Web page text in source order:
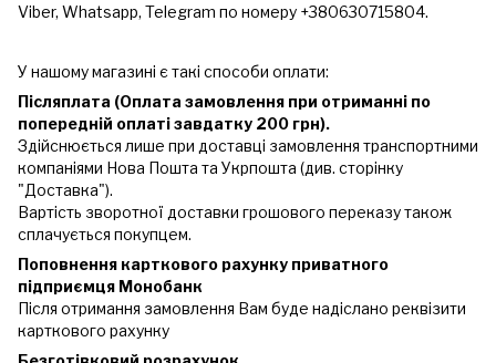
Viber, Whatsapp, Telegram по номеру +380630715804.
У нашому магазині є такі способи оплати:
Післяплата (Оплата замовлення при отриманні по
попередній оплаті завдатку 200 грн).
Здійснюється лише при доставці замовлення транспортними
компаніями Нова Пошта та Укрпошта (див. сторінку
"Доставка").
Вартість зворотної доставки грошового переказу також
сплачується покупцем.
Поповнення карткового рахунку приватного
підприємця Монобанк
Після отримання замовлення Вам буде надіслано реквізити
карткового рахунку